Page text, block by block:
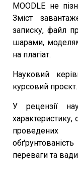
MOODLE не
Зміст
записку, файл
шарами,
на плагіат.
Науковий
курсовий проєкт.
У рецензії
характеристику,
проведених
переваги та